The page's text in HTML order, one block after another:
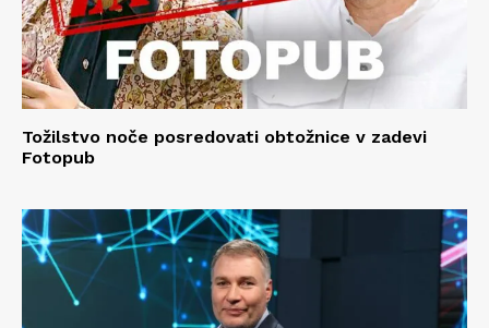
Tožilstvo noče posredovati obtožnice v zadevi
Fotopub